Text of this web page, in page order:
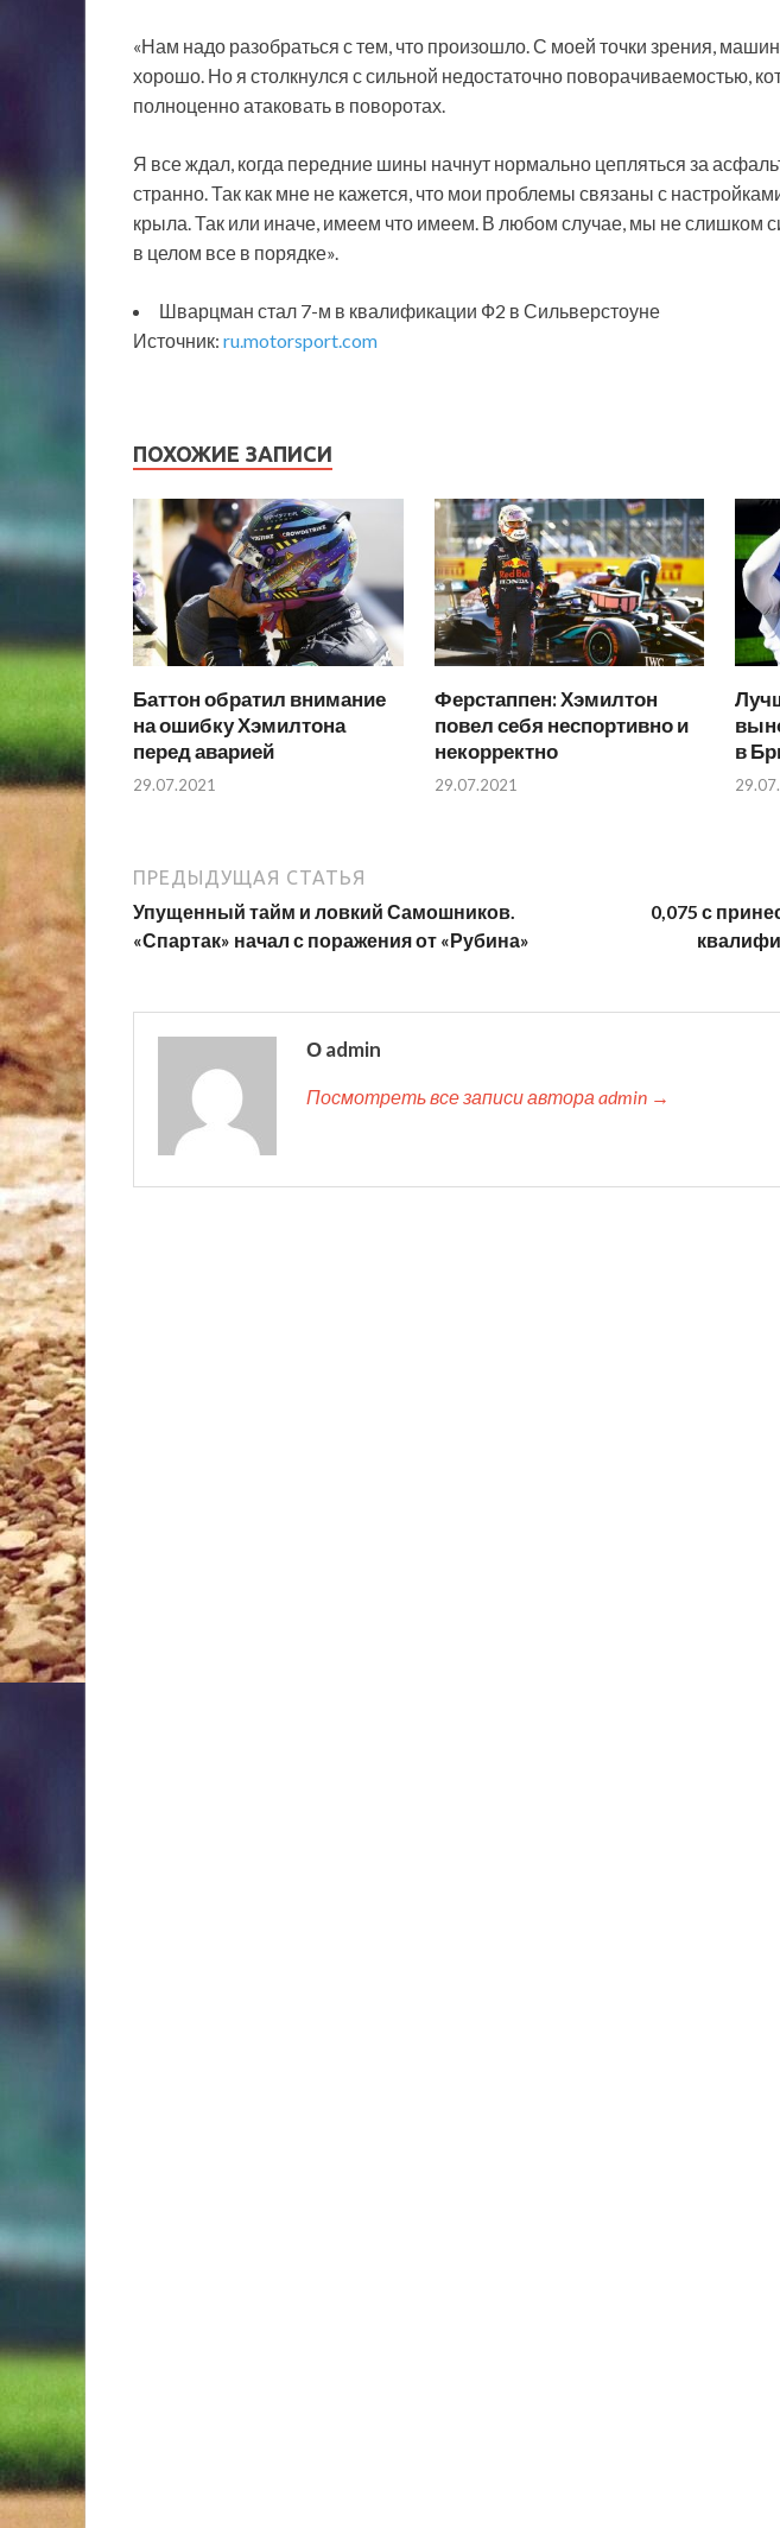
«Нам надо разобраться с тем, что произошло. С моей точки зрения,
хорошо. Но я столкнулся с сильной недостаточно поворачиваемостью,
полноценно атаковать в поворотах.
Я все ждал, когда передние шины начнут нормально цепляться за
странно. Так как мне не кажется, что мои проблемы связаны с
крыла. Так или иначе, имеем что имеем. В любом случае, мы не слишком
в целом все в порядке».
Шварцман стал 7-м в квалификации Ф2 в Сильверстоуне
Источник: ru.motorsport.com
ПОХОЖИЕ ЗАПИСИ
Баттон обратил внимание
на ошибку Хэмилтона
перед аварией
29.07.2021
Ферстаппен: Хэмилтон
повел себя неспортивно и
некорректно
29.07.2021
в
ПРЕДЫДУЩАЯ СТАТЬЯ
Упущенный тайм и ловкий Самошников.
«Спартак» начал с поражения от «Рубина»
0,075 с
О admin
Посмотреть все записи автора admin →